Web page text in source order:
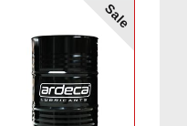
Sale